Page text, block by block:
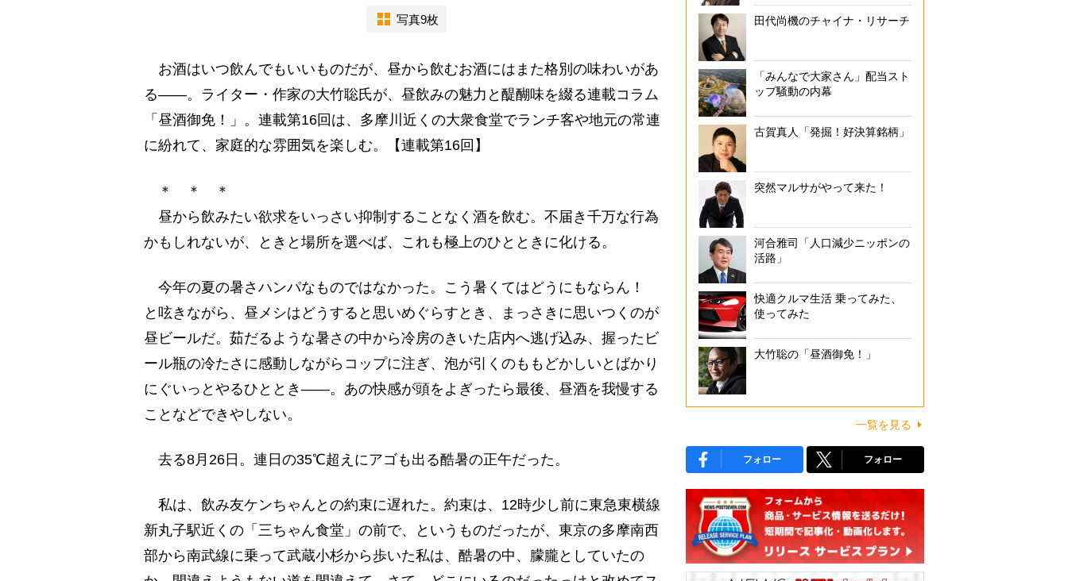
写真9枚
お酒はいつ飲んでもいいものだが、昼から飲むお酒にはまた格別の味わいがあ
る――。ライター・作家の大竹聡氏が、昼飲みの魅力と醍醐味を綴る連載コラム
「昼酒御免！」。連載第16回は、多摩川近くの大衆食堂でランチ客や地元の常連
に紛れて、家庭的な雰囲気を楽しむ。【連載第16回】
＊ ＊ ＊
昼から飲みたい欲求をいっさい抑制することなく酒を飲む。不届き千万な行為
かもしれないが、ときと場所を選べば、これも極上のひとときに化ける。
今年の夏の暑さハンパなものではなかった。こう暑くてはどうにもならん！
と呟きながら、昼メシはどうすると思いめぐらすとき、まっさきに思いつくのが
昼ビールだ。茹だるような暑さの中から冷房のきいた店内へ逃げ込み、握ったビ
ール瓶の冷たさに感動しながらコップに注ぎ、泡が引くのももどかしいとばかり
にぐいっとやるひととき――。あの快感が頭をよぎったら最後、昼酒を我慢する
ことなどできやしない。
去る8月26日。連日の35℃超えにアゴも出る酷暑の正午だった。
私は、飲み友ケンちゃんとの約束に遅れた。約束は、12時少し前に東急東横線
新丸子駅近くの「三ちゃん食堂」の前で、というものだったが、東京の多摩南西
部から南武線に乗って武蔵小杉から歩いた私は、酷暑の中、朦朧としていたの
田代尚機のチャイナ・リサーチ
「みんなで大家さん」配当スト
ップ騒動の内幕
古賀真人「発掘！好決算銘柄」
突然マルサがやって来た！
河合雅司「人口減少ニッポンの
活路」
快適クルマ生活 乗ってみた、
使ってみた
大竹聡の「昼酒御免！」
一覧を見る
フォロー フォロー